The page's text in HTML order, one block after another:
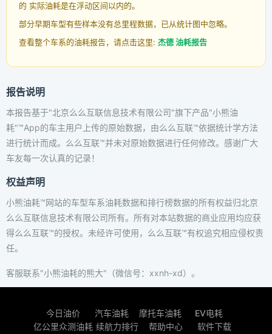
的 实际油耗是在浮动区间以内的。
部分早期车型有些样本没有总里程数据，已从统计图中忽略。
查看整个车系的油耗报告，请点击这里: 杰德 油耗报告
报告说明
本报告基于"北京么么互联信息技术有限公司"旗下产品"小熊油
耗"™App的车主用户上传的原始数据，由么么互联™依据统计学方法
进行统计而成。么么互联™并未对原始数据进行任何修改。感谢广大
车友每一次认真的记录！
权益声明
小熊油耗™网站的车型车系油耗数据和排行榜数据的所有权益归北京
么么互联信息技术有限公司所有。所有对本站数据的商业应用均应获
得么么互联™的授权。未经许可使用，么么互联™有权追究相应侵权责
任。
客服联系"小熊油耗的熊大"（微信号：xxnh-xd）。
今日油价 汽车油耗 摩托车油耗
EV电耗
亿公里众测油耗 续航力排行 帮助中心 软件下载